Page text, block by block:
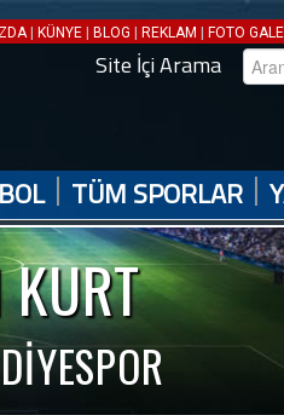
| KÜNYE | BLOG | REKLAM | FOTO
Site İçi Arama
| TÜM SPORLAR |
KURT